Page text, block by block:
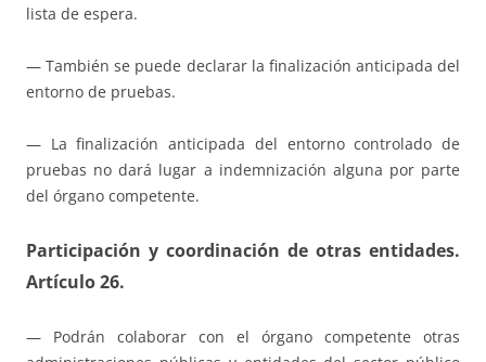
lista de espera.
— También se puede declarar la finalización anticipada del
entorno de pruebas.
— La finalización anticipada del entorno controlado de
pruebas no dará lugar a indemnización alguna por parte
del órgano competente.
Participación y coordinación de otras entidades.
Artículo 26.
— Podrán colaborar con el órgano competente otras